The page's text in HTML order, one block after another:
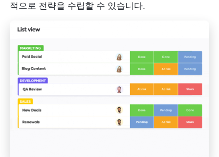
적으로 전략을 수립할 수 있습니다.